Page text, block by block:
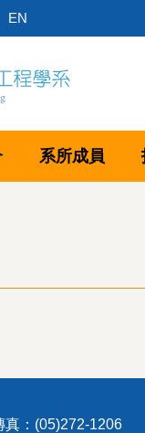
EN
系所成員
真：(05)272-1206